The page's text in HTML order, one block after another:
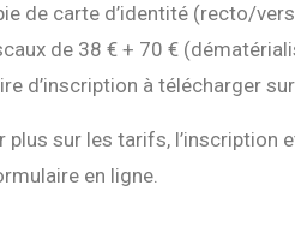
de carte d’identité (recto/
de 38 € + 70 €
d’inscription à télécharger
plus sur les tarifs, l’inscription
en ligne.